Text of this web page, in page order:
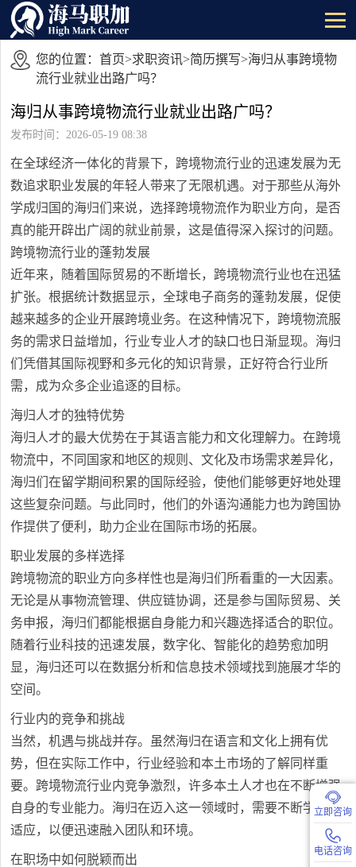
您的位置： 首页>求职资讯>简历撰写>海归从事跨境物
流行业就业出路广吗？
海归从事跨境物流行业就业出路广吗？
发布时间：2026-05-19 08:38
在全球经济一体化的背景下，跨境物流行业的迅速发展为无
数追求职业发展的年轻人带来了无限机遇。对于那些从海外
学成归国的海归们来说，选择跨境物流作为职业方向，是否
真的能开辟出广阔的就业前景，这是值得深入探讨的问题。
跨境物流行业的蓬勃发展
近年来，随着国际贸易的不断增长，跨境物流行业也在迅猛
扩张。根据统计数据显示，全球电子商务的蓬勃发展，促使
越来越多的企业开展跨境业务。在这种情况下，跨境物流服
务的需求日益增加，行业专业人才的缺口也日渐显现。海归
们凭借其国际视野和多元化的知识背景，正好符合行业所
需，成为众多企业追逐的目标。
海归人才的独特优势
海归人才的最大优势在于其语言能力和文化理解力。在跨境
物流中，不同国家和地区的规则、文化及市场需求差异化，
海归们在留学期间积累的国际经验，使他们能够更好地处理
这些复杂问题。与此同时，他们的外语沟通能力也为跨国协
作提供了便利，助力企业在国际市场的拓展。
职业发展的多样选择
跨境物流的职业方向多样性也是海归们所看重的一大因素。
无论是从事物流管理、供应链协调，还是参与国际贸易、关
务申报，海归们都能根据自身能力和兴趣选择适合的职位。
随着行业科技的迅速发展，数字化、智能化的趋势愈加明
显，海归还可以在数据分析和信息技术领域找到施展才华的
空间。
行业内的竞争和挑战
当然，机遇与挑战并存。虽然海归在语言和文化上拥有优
势，但在实际工作中，行业经验和本土市场的了解同样重
要。跨境物流行业内竞争激烈，许多本土人才也在不断增强
自身的专业能力。海归在迈入这一领域时，需要不断学习和
适应，以便迅速融入团队和环境。
在职场中如何脱颖而出
立即咨询
电话咨询